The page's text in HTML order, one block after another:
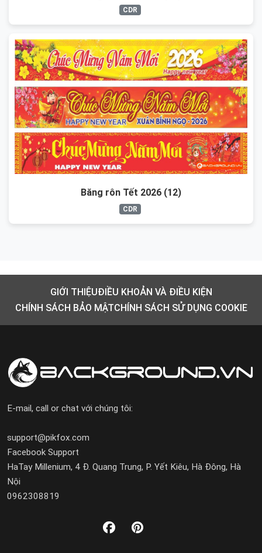
CDR
Băng rôn Tết 2026 (12)
CDR
GIỚI THIỆUĐIỀU KHOẢN VÀ ĐIỀU KIỆN
CHÍNH SÁCH BẢO MẬTCHÍNH SÁCH SỬ DỤNG COOKIE
E-mail, call or chat với chúng tôi:
support@pikfox.com
Facebook Support
HaTay Millenium, 4 Đ. Quang Trung, P. Yết Kiêu, Hà Đông, Hà
Nội
0962308819